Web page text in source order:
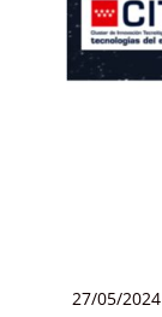
27/05/2024